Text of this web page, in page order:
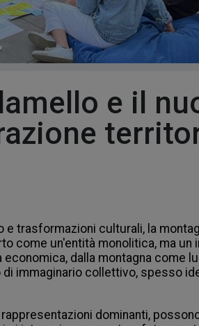
e il
e trasformazioni culturali, la
come un'entità monolitica, ma un
dalla montagna come
immaginario collettivo, spesso
dominanti,